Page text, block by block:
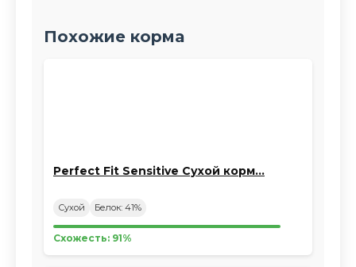
Похожие корма
Perfect Fit Sensitive Сухой корм…
Сухой Белок: 41%
Схожесть: 91%